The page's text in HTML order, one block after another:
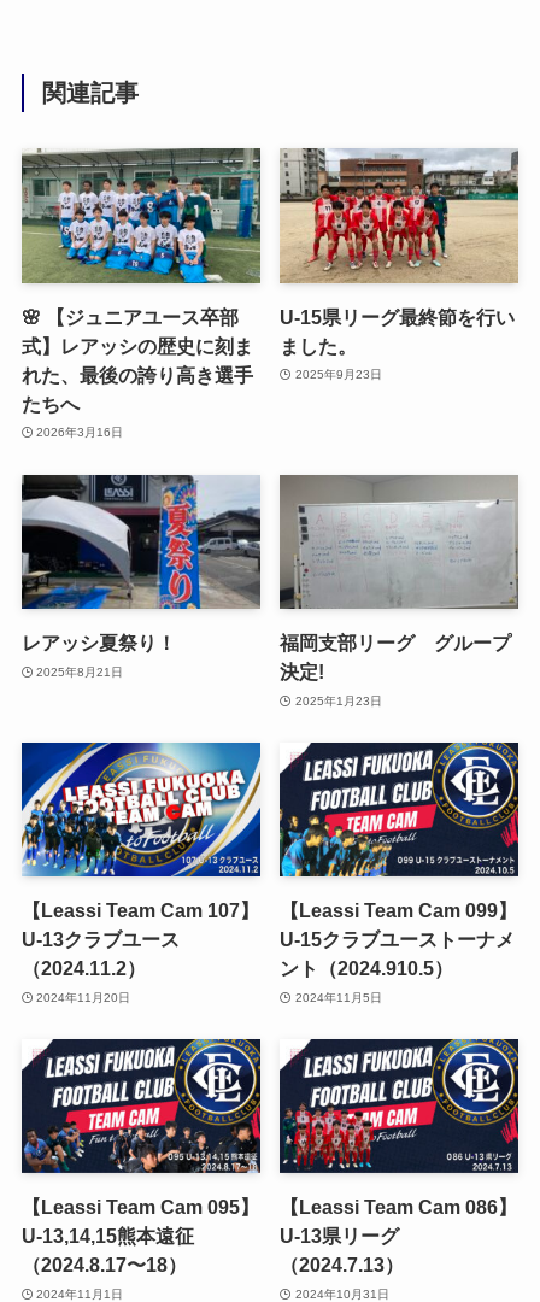
関連記事
🌸 【ジュニアユース卒部
式】レアッシの歴史に刻ま
れた、最後の誇り高き選手
たちへ
2026年3月16日
U-15県リーグ最終節を行い
ました。
2025年9月23日
レアッシ夏祭り！
2025年8月21日
福岡支部リーグ グループ
決定!
2025年1月23日
【Leassi Team Cam 107】
U-13クラブユース
（2024.11.2）
2024年11月20日
【Leassi Team Cam 099】
U-15クラブユーストーナメ
ント（2024.910.5）
2024年11月5日
【Leassi Team Cam 095】
U-13,14,15熊本遠征
（2024.8.17〜18）
2024年11月1日
【Leassi Team Cam 086】
U-13県リーグ
（2024.7.13）
2024年10月31日